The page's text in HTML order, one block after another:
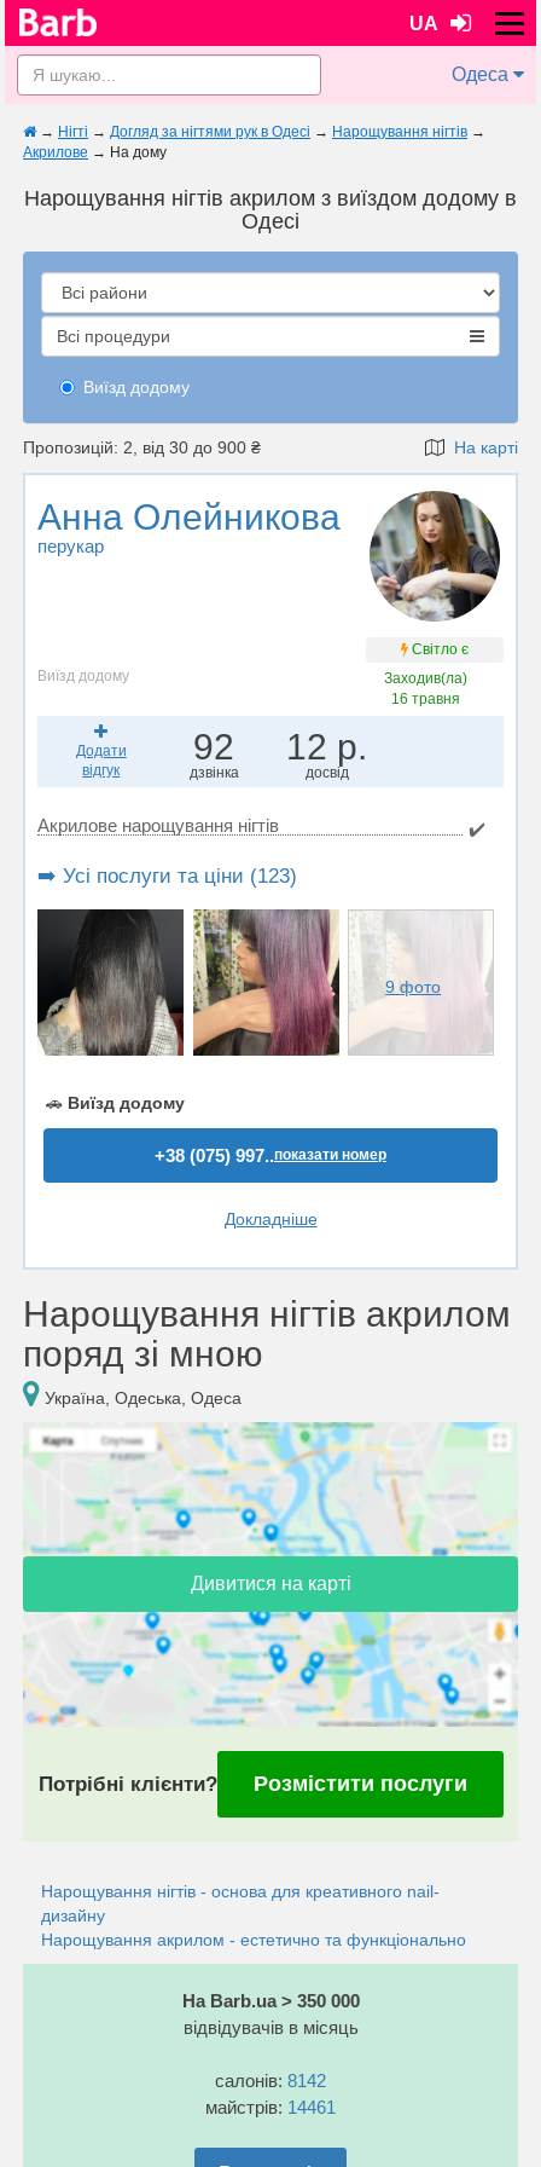
UA
Одеса
→ Нігті → Догляд за нігтями рук в Одесі → Нарощування нігтів →
Акрилове → На дому
Нарощування нігтів акрилом з виїздом додому в
Одесі
Всі процедури
Виїзд додому
Пропозицій: 2, від 30 до 900 ₴ На карті
Анна Олейникова
перукар
Світло є
Виїзд додому
Заходив(ла)
16 травня
Додати
відгук
92
дзвінка
12 р.
досвід
Акрилове нарощування нігтів ✔️
➡️ Усі послуги та ціни (123)
9 фото
🚗 Виїзд додому
+38 (075) 997..показати номер
Докладніше
Нарощування нігтів акрилом
поряд зі мною
Україна, Одеська, Одеса
Дивитися на карті
Потрібні клієнти? Розмістити послуги
Нарощування нігтів - основа для креативного nail-
дизайну
Нарощування акрилом - естетично та функціонально
На Barb.ua > 350 000
відвідувачів в місяць
салонів: 8142
майстрів: 14461